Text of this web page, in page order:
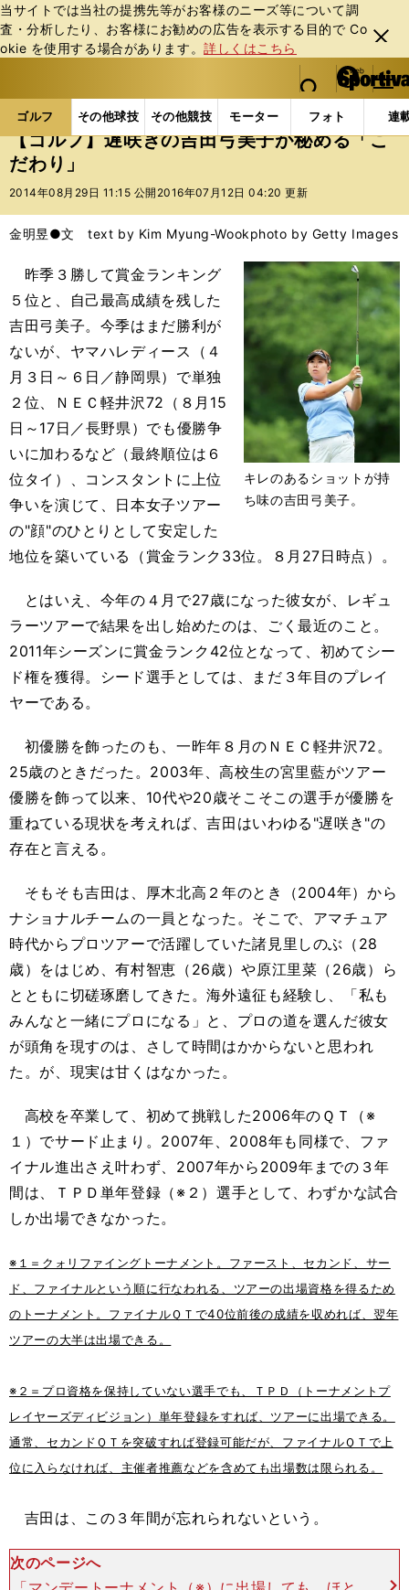
当サイトでは当社の提携先等がお客様のニーズ等について調
査・分析したり、お客様にお勧めの広告を表⽰する⽬的で Co
okie を使⽤する場合があります。詳しくはこちら
閉じ
る
web Sportiva (webスポルティーバ)
検索
マイペ
ー
ジ
メニュ
ゴルフ その他球技 その他競技 モーター フォト 連
ス
ポ
ル
バ
ゴルフの記事一覧 ゴルフ 女子ゴルフ 【ゴルフ
【ゴルフ】遅咲きの吉田弓美子が秘める「こ
だわり」
2014年08月29日 11:15 公開 2016年07月12日 04:20 更新
金明昱●文 text by Kim Myung-Wookphoto by Getty Images
キレのあるショットが持
ち味の吉田弓美子。
昨季３勝して賞金ランキング
５位と、自己最高成績を残した
吉田弓美子。今季はまだ勝利が
ないが、ヤマハレディース（４
月３日～６日／静岡県）で単独
２位、ＮＥＣ軽井沢72（８月15
日～17日／長野県）でも優勝争
いに加わるなど（最終順位は６
位タイ）、コンスタントに上位
争いを演じて、日本女子ツアー
の"顔"のひとりとして安定した
地位を築いている（賞金ランク33位。８月27日時点）。
とはいえ、今年の４月で27歳になった彼女が、レギュ
ラーツアーで結果を出し始めたのは、ごく最近のこと。
2011年シーズンに賞金ランク42位となって、初めてシー
ド権を獲得。シード選手としては、まだ３年目のプレイ
ヤーである。
初優勝を飾ったのも、一昨年８月のＮＥＣ軽井沢72。
25歳のときだった。2003年、高校生の宮里藍がツアー
優勝を飾って以来、10代や20歳そこそこの選手が優勝を
重ねている現状を考えれば、吉田はいわゆる"遅咲き"の
存在と言える。
そもそも吉田は、厚木北高２年のとき（2004年）から
ナショナルチームの一員となった。そこで、アマチュア
時代からプロツアーで活躍していた諸見里しのぶ（28
歳）をはじめ、有村智恵（26歳）や原江里菜（26歳）ら
とともに切磋琢磨してきた。海外遠征も経験し、「私も
みんなと一緒にプロになる」と、プロの道を選んだ彼女
が頭角を現すのは、さして時間はかからないと思われ
た。が、現実は甘くはなかった。
高校を卒業して、初めて挑戦した2006年のＱＴ（※
１）でサード止まり。2007年、2008年も同様で、ファ
イナル進出さえ叶わず、2007年から2009年までの３年
間は、ＴＰＤ単年登録（※２）選手として、わずかな試合
しか出場できなかった。
※１＝クォリファイングトーナメント。ファースト、セカンド、サー
ド、ファイナルという順に行なわれる、ツアーの出場資格を得るため
のトーナメント。ファイナルＱＴで40位前後の成績を収めれば、翌年
ツアーの大半は出場できる。
※２＝プロ資格を保持していない選手でも、ＴＰＤ（トーナメントプ
レイヤーズディビジョン）単年登録をすれば、ツアーに出場できる。
通常、セカンドＱＴを突破すれば登録可能だが、ファイナルＱＴで上
位に入らなければ、主催者推薦などを含めても出場数は限られる。
吉田は、この３年間が忘れられないという。
次のページへ